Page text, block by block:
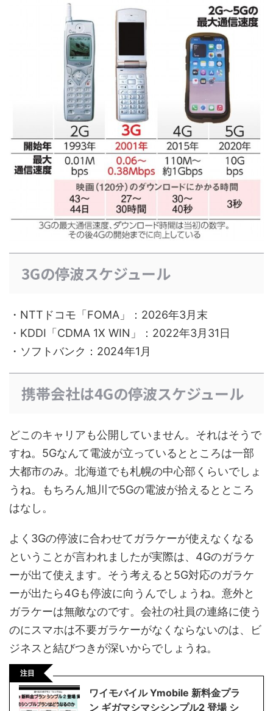
3Gの停波スケジュール
・NTTドコモ「FOMA」：2026年3月末
・KDDI「CDMA 1X WIN」：2022年3月31日
・ソフトバンク：2024年1月
携帯会社は4Gの停波スケジュール
どこのキャリアも公開していません。それはそうで
すね。5Gなんて電波が立っているとところは一部
大都市のみ。北海道でも札幌の中心部くらいでしょ
うね。もちろん旭川で5Gの電波が拾えるとところ
はなし。
よく3Gの停波に合わせてガラケーが使えなくなる
ということが言われましたが実際は、4Gのガラケ
ーが出て使えます。そう考えると5G対応のガラケ
ーが出たら4Gも停波に向うんでしょうね。意外と
ガラケーは無敵なのです。会社の社員の連絡に使う
のにスマホは不要ガラケーがなくならないのは、ビ
ジネスと結びつきが深いからでしょうね。
注目
ワイモバイル Ymobile 新料金プラ
ン ギガマシマシシンプル2 登場 シ